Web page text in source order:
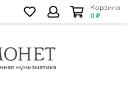
Корзина
0 ₽